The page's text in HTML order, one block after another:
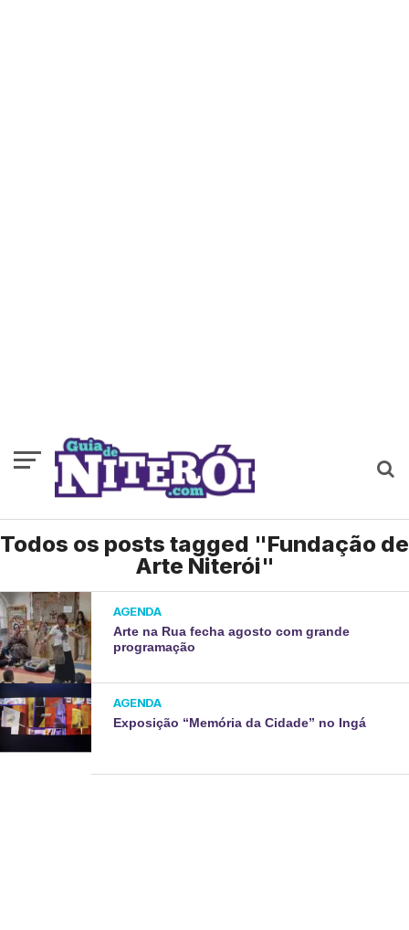
Todos os posts tagged "Fundação de
Arte Niterói"
AGENDA
Arte na Rua fecha agosto com grande
programação
AGENDA
Exposição “Memória da Cidade” no Ingá